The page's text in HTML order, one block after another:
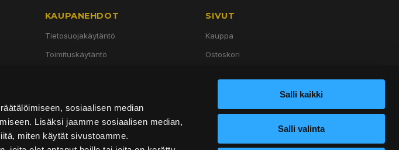
sosiaalisen median
Lisäksi jaamme sosiaalisen median,
miten käytät sivustoamme.
Salli kaikki
Salli valinta
KAUPANEHDOT
Tietosuojakäytäntö
Toimituskäytäntö
SIVUT
Kauppa
Ostoskori
Yhteystiedot